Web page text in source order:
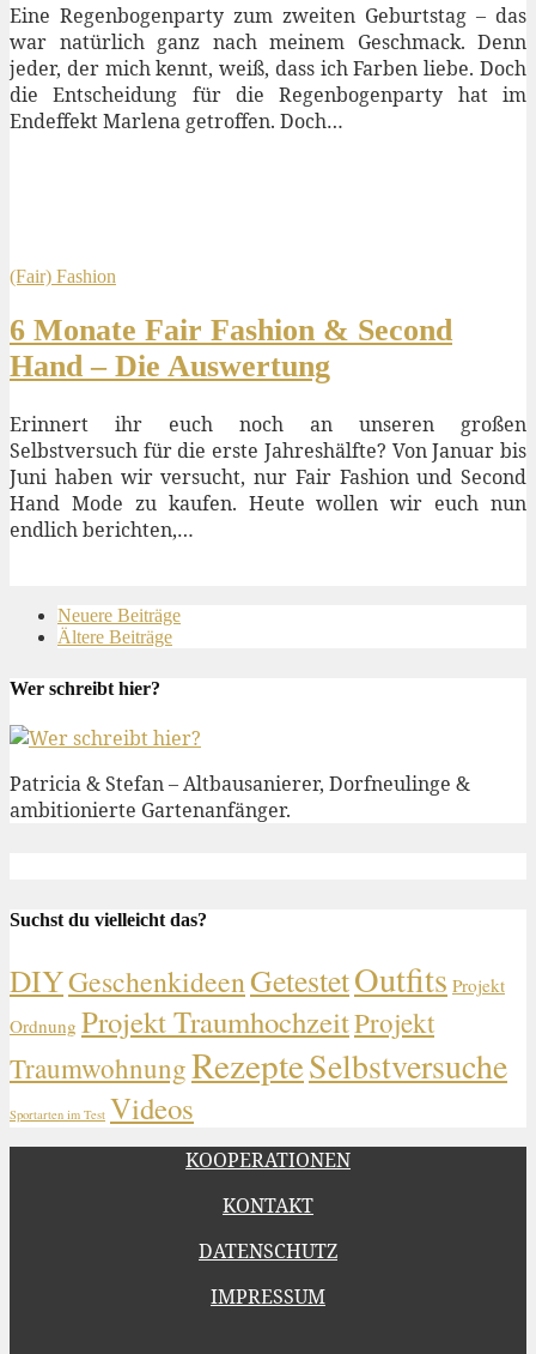
Eine Regenbogenparty zum zweiten Geburtstag – das
war natürlich ganz nach meinem Geschmack. Denn
jeder, der mich kennt, weiß, dass ich Farben liebe. Doch
die Entscheidung für die Regenbogenparty hat im
Endeffekt Marlena getroffen. Doch…
(Fair) Fashion
6 Monate Fair Fashion & Second
Hand – Die Auswertung
Erinnert ihr euch noch an unseren großen
Selbstversuch für die erste Jahreshälfte? Von Januar bis
Juni haben wir versucht, nur Fair Fashion und Second
Hand Mode zu kaufen. Heute wollen wir euch nun
endlich berichten,…
Neuere Beiträge
Ältere Beiträge
Wer schreibt hier?
Patricia & Stefan – Altbausanierer, Dorfneulinge &
ambitionierte Gartenanfänger.
Suchst du vielleicht das?
DIYGeschenkideenGetestetOutfits Projekt
Ordnung Projekt TraumhochzeitProjekt
TraumwohnungRezepteSelbstversuche
Sportarten im Test Videos
KOOPERATIONEN
KONTAKT
DATENSCHUTZ
IMPRESSUM